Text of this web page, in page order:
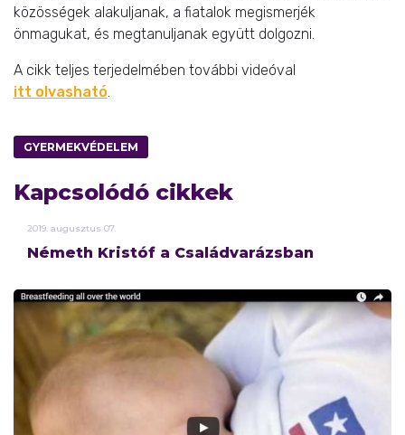
közösségek alakuljanak, a fiatalok megismerjék
önmagukat, és megtanuljanak együtt dolgozni.
A cikk teljes terjedelmében további videóval
itt olvasható.
GYERMEKVÉDELEM
Kapcsolódó cikkek
2019. augusztus 07.
Németh Kristóf a Családvarázsban